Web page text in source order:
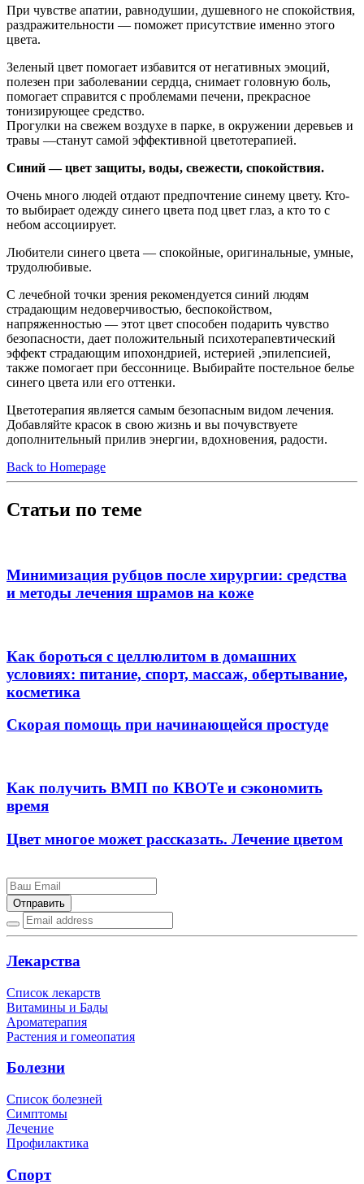
При чувстве апатии, равнодушии, душевного не спокойствия,
раздражительности — поможет присутствие именно этого
цвета.
Зеленый цвет помогает избавится от негативных эмоций,
полезен при заболевании сердца, снимает головную боль,
помогает справится с проблемами печени, прекрасное
тонизирующее средство.
Прогулки на свежем воздухе в парке, в окружении деревьев и
травы —станут самой эффективной цветотерапией.
Синий — цвет защиты, воды, свежести, спокойствия.
Очень много людей отдают предпочтение синему цвету. Кто-
то выбирает одежду синего цвета под цвет глаз, а кто то с
небом ассоциирует.
Любители синего цвета — спокойные, оригинальные, умные,
трудолюбивые.
С лечебной точки зрения рекомендуется синий людям
страдающим недоверчивостью, беспокойством,
напряженностью — этот цвет способен подарить чувство
безопасности, дает положительный психотерапевтический
эффект страдающим ипохондрией, истерией ,эпилепсией,
также помогает при бессоннице. Выбирайте постельное белье
синего цвета или его оттенки.
Цветотерапия является самым безопасным видом лечения.
Добавляйте красок в свою жизнь и вы почувствуете
дополнительный прилив энергии, вдохновения, радости.
Back to Homepage
Статьи по теме
Минимизация рубцов после хирургии: средства
и методы лечения шрамов на коже
Как бороться с целлюлитом в домашних
условиях: питание, спорт, массаж, обертывание,
косметика
Скорая помощь при начинающейся простуде
Как получить ВМП по КВОТе и сэкономить
время
Цвет многое может рассказать. Лечение цветом
Отправить
Лекарства
Список лекарств
Витамины и Бады
Ароматерапия
Растения и гомеопатия
Болезни
Список болезней
Симптомы
Лечение
Профилактика
Спорт